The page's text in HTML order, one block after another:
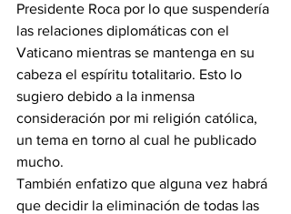
Presidente Roca por lo que suspendería
las relaciones diplomáticas con el
Vaticano mientras se mantenga en su
cabeza el espíritu totalitario. Esto lo
sugiero debido a la inmensa
consideración por mi religión católica,
un tema en torno al cual he publicado
mucho.
También enfatizo que alguna vez habrá
que decidir la eliminación de todas las